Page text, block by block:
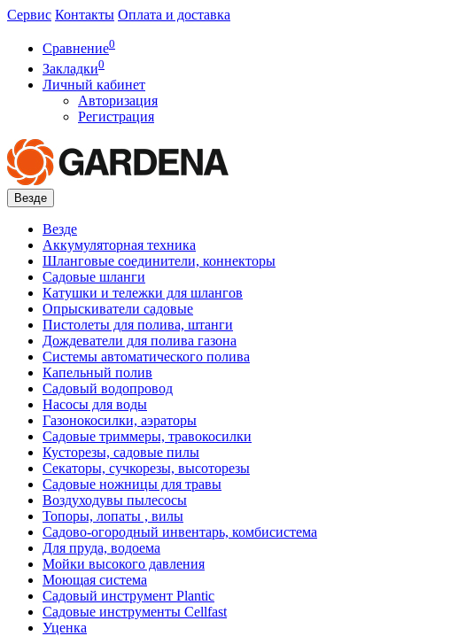
Сервис Контакты Оплата и доставка
Сравнение0
Закладки0
Личный кабинет
Авторизация
Регистрация
Везде
Везде
Аккумуляторная техника
Шланговые соединители, коннекторы
Садовые шланги
Катушки и тележки для шлангов
Опрыскиватели садовые
Пистолеты для полива, штанги
Дождеватели для полива газона
Системы автоматического полива
Капельный полив
Садовый водопровод
Насосы для воды
Газонокосилки, аэраторы
Садовые триммеры, травокосилки
Кусторезы, садовые пилы
Секаторы, сучкорезы, высоторезы
Садовые ножницы для травы
Воздуходувы пылесосы
Топоры, лопаты , вилы
Садово-огородный инвентарь, комбисистема
Для пруда, водоема
Мойки высокого давления
Моющая система
Садовый инструмент Plantic
Садовые инструменты Cellfast
Уценка